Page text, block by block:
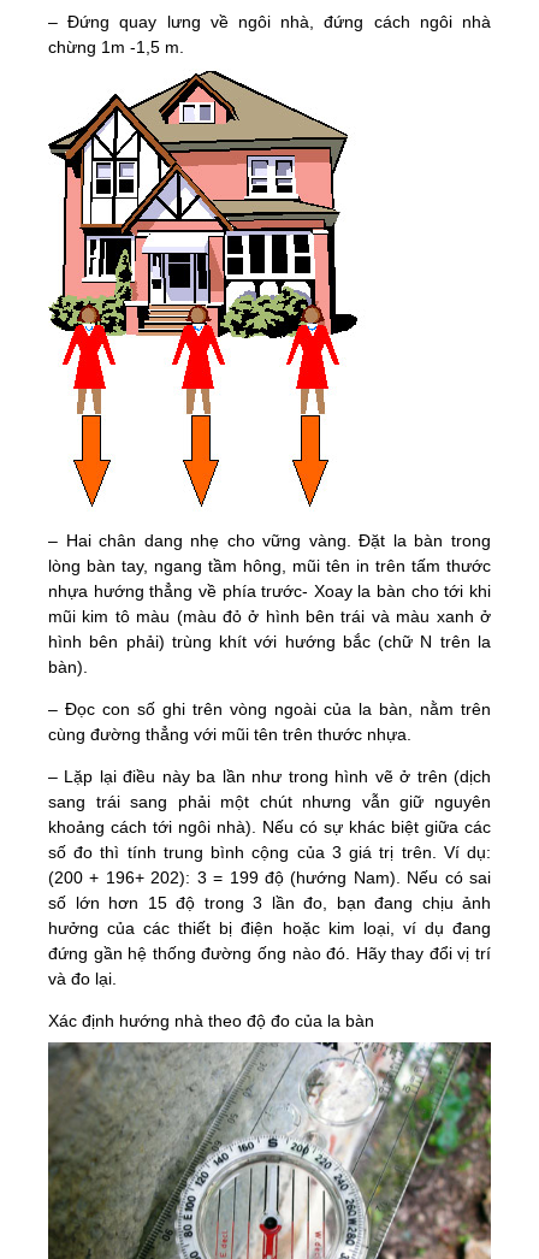
– Đứng quay lưng về ngôi nhà, đứng cách ngôi nhà
chừng 1m -1,5 m.
– Hai chân dang nhẹ cho vững vàng. Đặt la bàn trong
lòng bàn tay, ngang tầm hông, mũi tên in trên tấm thước
nhựa hướng thẳng về phía trước- Xoay la bàn cho tới khi
mũi kim tô màu (màu đỏ ở hình bên trái và màu xanh ở
hình bên phải) trùng khít với hướng bắc (chữ N trên la
bàn).
– Đọc con số ghi trên vòng ngoài của la bàn, nằm trên
cùng đường thẳng với mũi tên trên thước nhựa.
– Lặp lại điều này ba lần như trong hình vẽ ở trên (dịch
sang trái sang phải một chút nhưng vẫn giữ nguyên
khoảng cách tới ngôi nhà). Nếu có sự khác biệt giữa các
số đo thì tính trung bình cộng của 3 giá trị trên. Ví dụ:
(200 + 196+ 202): 3 = 199 độ (hướng Nam). Nếu có sai
số lớn hơn 15 độ trong 3 lần đo, bạn đang chịu ảnh
hưởng của các thiết bị điện hoặc kim loại, ví dụ đang
đứng gần hệ thống đường ống nào đó. Hãy thay đổi vị trí
và đo lại.
Xác định hướng nhà theo độ đo của la bàn